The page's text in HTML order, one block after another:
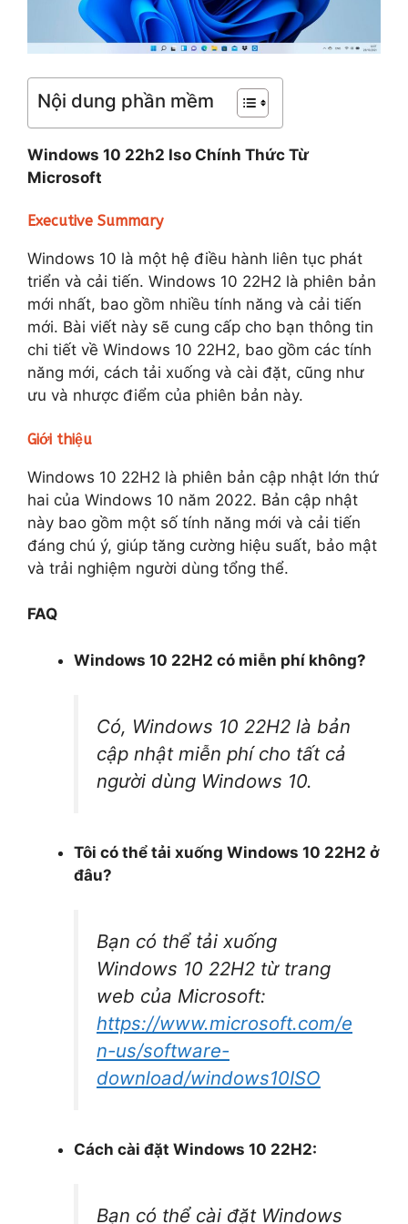
Nội dung phần mềm
Windows 10 22h2 Iso Chính Thức Từ
Microsoft
Executive Summary
Windows 10 là một hệ điều hành liên tục phát
triển và cải tiến. Windows 10 22H2 là phiên bản
mới nhất, bao gồm nhiều tính năng và cải tiến
mới. Bài viết này sẽ cung cấp cho bạn thông tin
chi tiết về Windows 10 22H2, bao gồm các tính
năng mới, cách tải xuống và cài đặt, cũng như
ưu và nhược điểm của phiên bản này.
Giới thiệu
Windows 10 22H2 là phiên bản cập nhật lớn thứ
hai của Windows 10 năm 2022. Bản cập nhật
này bao gồm một số tính năng mới và cải tiến
đáng chú ý, giúp tăng cường hiệu suất, bảo mật
và trải nghiệm người dùng tổng thể.
FAQ
Windows 10 22H2 có miễn phí không?
Có, Windows 10 22H2 là bản
cập nhật miễn phí cho tất cả
người dùng Windows 10.
Tôi có thể tải xuống Windows 10 22H2 ở
đâu?
Bạn có thể tải xuống
Windows 10 22H2 từ trang
web của Microsoft:
https://www.microsoft.com/e
n-us/software-
download/windows10ISO
Cách cài đặt Windows 10 22H2:
Bạn có thể cài đặt Windows